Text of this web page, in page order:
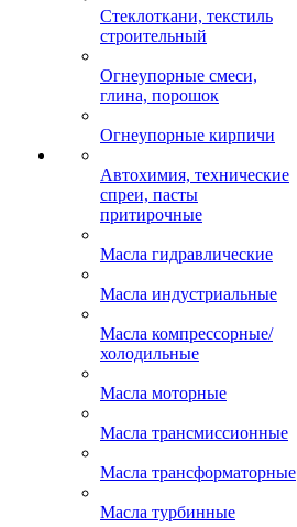
Стеклоткани, текстиль
строительный
Огнеупорные смеси,
глина, порошок
Огнеупорные кирпичи
Автохимия, технические
спреи, пасты
притирочные
Масла гидравлические
Масла индустриальные
Масла компрессорные/
холодильные
Масла моторные
Масла трансмиссионные
Масла трансформаторные
Масла турбинные